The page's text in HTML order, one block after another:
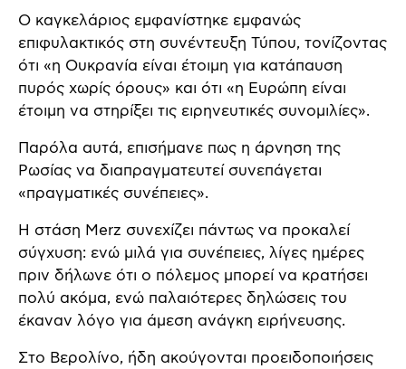
Ο καγκελάριος εμφανίστηκε εμφανώς
επιφυλακτικός στη συνέντευξη Τύπου, τονίζοντας
ότι «η Ουκρανία είναι έτοιμη για κατάπαυση
πυρός χωρίς όρους» και ότι «η Ευρώπη είναι
έτοιμη να στηρίξει τις ειρηνευτικές συνομιλίες».
Παρόλα αυτά, επισήμανε πως η άρνηση της
Ρωσίας να διαπραγματευτεί συνεπάγεται
«πραγματικές συνέπειες».
Η στάση Merz συνεχίζει πάντως να προκαλεί
σύγχυση: ενώ μιλά για συνέπειες, λίγες ημέρες
πριν δήλωνε ότι ο πόλεμος μπορεί να κρατήσει
πολύ ακόμα, ενώ παλαιότερες δηλώσεις του
έκαναν λόγο για άμεση ανάγκη ειρήνευσης.
Στο Βερολίνο, ήδη ακούγονται προειδοποιήσεις